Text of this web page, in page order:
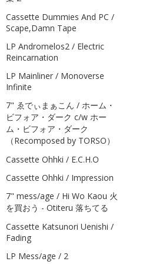
Cassette Dummies And PC /
Scape,Damn Tape
LP Andromelos2 / Electric
Reincarnation
LP Mainliner / Monoverse
Infinite
7" ゑでぃまぁこん / ホーム・
ビフォア・ダーク c/w ホー
ム・ビフォア・ダーク
（Recomposed by TORSO）
Cassette Ohhki / E.C.H.O
Cassette Ohhki / Impression
7" mess/age / Hi Wo Kaou 火
を買おう - Otiteru 落ちてる
Cassette Katsunori Uenishi /
Fading
LP Mess/age / 2